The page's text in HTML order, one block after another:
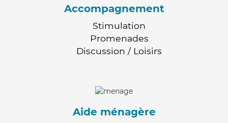
Accompagnement
Stimulation
Promenades
Discussion / Loisirs
Aide ménagère